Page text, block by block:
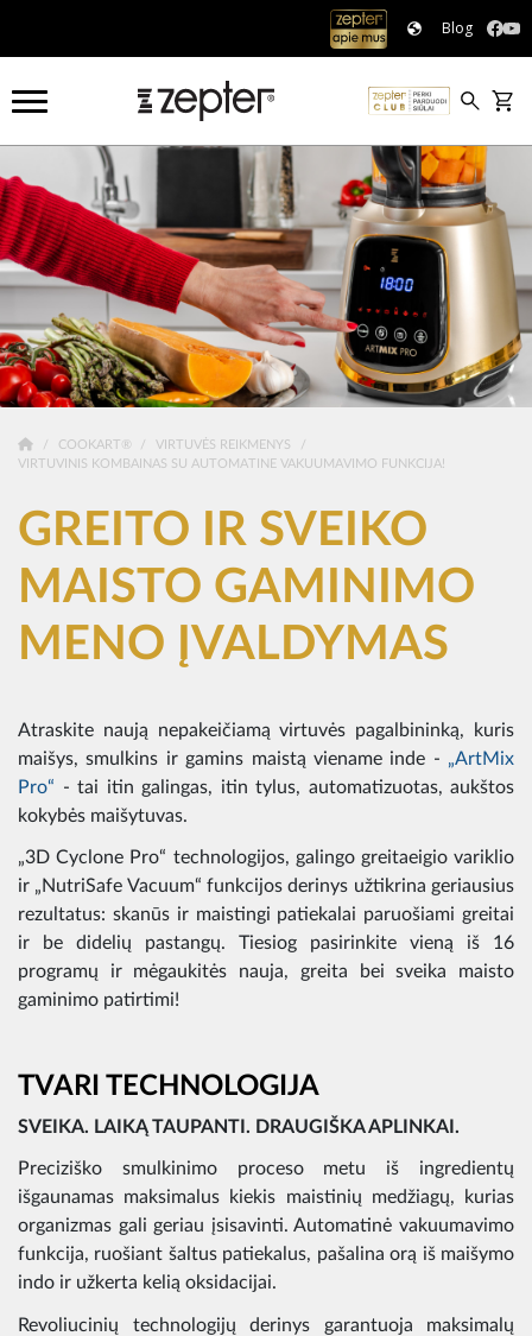
Blog
COOKART®
VIRTUVĖS REIKMENYS
VIRTUVINIS KOMBAINAS SU AUTOMATINE VAKUUMAVIMO FUNKCIJA!
GREITO IR SVEIKO
MAISTO GAMINIMO
MENO ĮVALDYMAS
Atraskite naują nepakeičiamą virtuvės pagalbininką, kuris
maišys, smulkins ir gamins maistą viename inde - „ArtMix
Pro“ - tai itin galingas, itin tylus, automatizuotas, aukštos
kokybės maišytuvas.
„3D Cyclone Pro“ technologijos, galingo greitaeigio variklio
ir „NutriSafe Vacuum“ funkcijos derinys užtikrina geriausius
rezultatus: skanūs ir maistingi patiekalai paruošiami greitai
ir be didelių pastangų. Tiesiog pasirinkite vieną iš 16
programų ir mėgaukitės nauja, greita bei sveika maisto
gaminimo patirtimi!
TVARI TECHNOLOGIJA
SVEIKA. LAIKĄ TAUPANTI. DRAUGIŠKA APLINKAI.
Preciziško smulkinimo proceso metu iš ingredientų
išgaunamas maksimalus kiekis maistinių medžiagų, kurias
organizmas gali geriau įsisavinti. Automatinė vakuumavimo
funkcija, ruošiant šaltus patiekalus, pašalina orą iš maišymo
indo ir užkerta kelią oksidacijai.
Revoliucinių technologijų derinys garantuoja maksimalų